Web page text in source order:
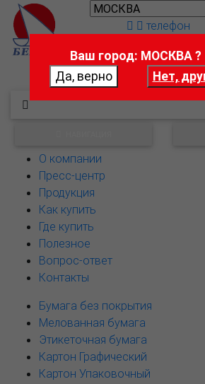
Поможем выбрать
телефон
О компании
Пресс-центр
Продукция
Как купить
Где купить
Полезное
Вопрос-ответ
Контакты
Бумага без покрытия
Мелованная бумага
Этикеточная бумага
Картон Графический
Картон Упаковочный
Ваш город: МОСКВА ?